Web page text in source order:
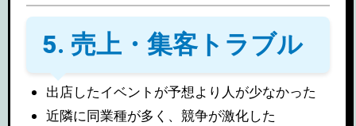
5. 売上・集客トラブル
出店したイベントが予想より人が少なかった
近隣に同業種が多く、競争が激化した